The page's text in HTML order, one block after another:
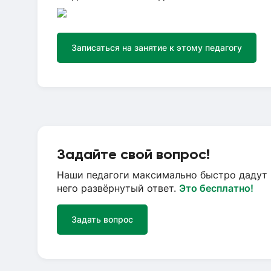
Записаться на занятие к этому педагогу
Задайте свой вопрос!
Наши педагоги максимально быстро дадут
него развёрнутый ответ. Это бесплатно!
Задать вопрос